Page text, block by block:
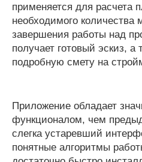
применяется для расчета
необходимого количества
завершения работы над
получает готовый эскиз, а
подробную смету на
Приложение обладает
функционалом, чем
слегка устаревший
понятные алгоритмы